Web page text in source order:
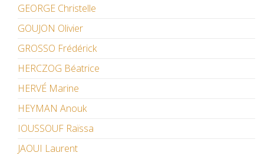
GEORGE Christelle
GOUJON Olivier
GROSSO Frédérick
HERCZOG Béatrice
HERVÉ Marine
HEYMAN Anouk
IOUSSOUF Raïssa
JAOUI Laurent